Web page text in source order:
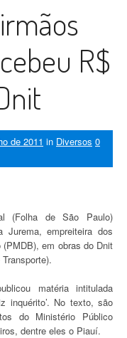
R$
de 2011 in Diversos 0
(Folha de São Paulo)
Jurema, empreiteira dos
em obras do Dnit
matéria intitulada
inquérito’. No texto, são
do Ministério Público
dentre eles o Piauí.